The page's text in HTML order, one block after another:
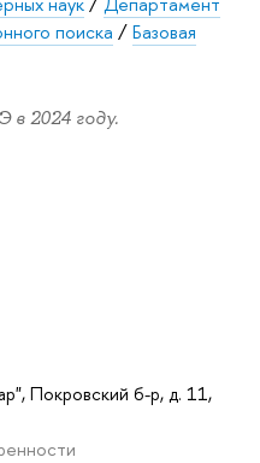
поиска /Базовая
2024 году.
Покровский б-р, д. 11,